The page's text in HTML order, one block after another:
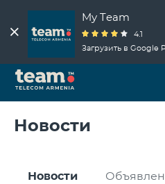
My Team
4.1
Загрузить в Google
Новости
Новости